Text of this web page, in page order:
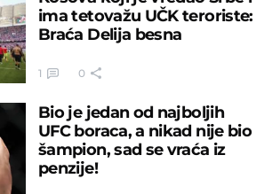
ima tetovažu UČK teroriste:
Braća Delija besna
1 0
Bio je jedan od najboljih
UFC boraca, a nikad nije bio
šampion, sad se vraća iz
penzije!